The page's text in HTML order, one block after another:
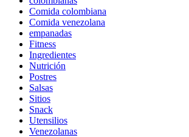
Comida colombiana
Comida venezolana
empanadas
Fitness
Ingredientes
Nutrición
Postres
Salsas
Sitios
Snack
Utensilios
Venezolanas